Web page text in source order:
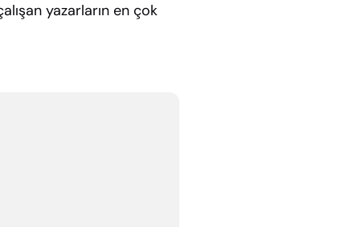
yazarların en çok